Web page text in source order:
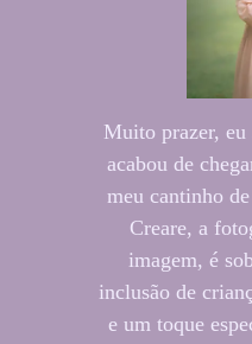
Muito prazer,
acabou de
meu cantinho
Creare, a
imagem, é
inclusão de
e um toque